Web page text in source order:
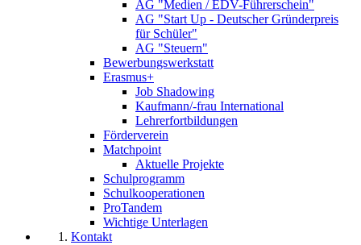
AG "Medien / EDV-Führerschein"
AG "Start Up - Deutscher Gründerpreis
für Schüler"
AG "Steuern"
Bewerbungswerkstatt
Erasmus+
Job Shadowing
Kaufmann/-frau International
Lehrerfortbildungen
Förderverein
Matchpoint
Aktuelle Projekte
Schulprogramm
Schulkooperationen
ProTandem
Wichtige Unterlagen
Kontakt